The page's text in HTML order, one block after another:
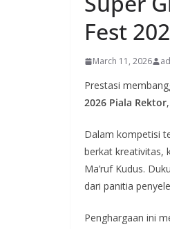
Fest
March 11, 2026
Prestasi
2026 Piala Rektor
Dalam kompetisi
berkat kreativitas,
Ma’ruf Kudus.
dari panitia
Penghargaan ini